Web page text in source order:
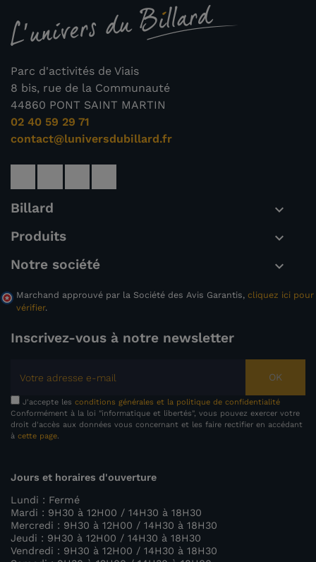
Parc d'activités de Viais
8 bis, rue de la Communauté
44860 PONT SAINT MARTIN
02 40 59 29 71
contact@luniversdubillard.fr
Billard 
Produits 
Notre société 
Marchand approuvé par la Société des Avis Garantis, cliquez ici pour
vérifier.
Inscrivez-vous à notre newsletter
OK
J'accepte les conditions générales et la politique de confidentialité
Conformément à la loi "informatique et libertés", vous pouvez exercer votre
droit d'accès aux données vous concernant et les faire rectifier en accédant
à cette page.
Jours et horaires d'ouverture
Lundi : Fermé
Mardi : 9H30 à 12H00 / 14H30 à 18H30
Mercredi : 9H30 à 12H00 / 14H30 à 18H30
Jeudi : 9H30 à 12H00 / 14H30 à 18H30
Vendredi : 9H30 à 12H00 / 14H30 à 18H30